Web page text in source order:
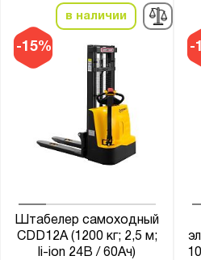
-15%
в наличии
Штабелер самоходный
CDD12A (1200 кг; 2,5 м;
li-ion 24В / 60Ач)
-
200-550
220-600
220-680
300-695
300-850
310-850
570
Минимальный радиус